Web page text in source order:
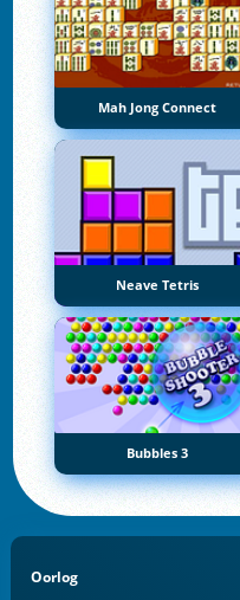
Mah Jong Connect
Neave Tetris
Bubbles 3
Oorlog